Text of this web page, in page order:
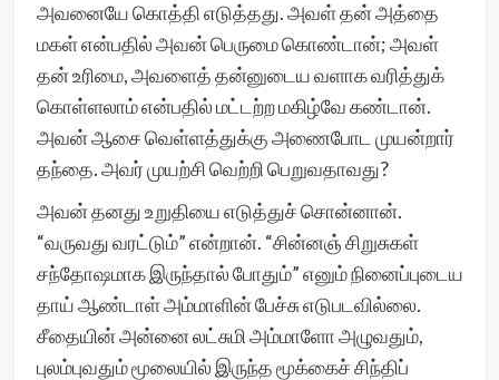
அவனையே கொத்தி எடுத்தது. அவள் தன் அத்தை
மகள் என்பதில் அவன் பெருமை கொண்டான்; அவள்
தன் உரிமை, அவளைத் தன்னுடைய வளாக வரித்துக்
கொள்ளலாம் என்பதில் மட்டற்ற மகிழ்வே கண்டான்.
அவன் ஆசை வெள்ளத்துக்கு அணைபோட முயன்றார்
தந்தை. அவர் முயற்சி வெற்றி பெறுவதாவது?
அவன் தனது உறுதியை எடுத்துச் சொன்னான்.
“வருவது வரட்டும்” என்றான். “சின்னஞ் சிறுசுகள்
சந்தோஷமாக இருந்தால் போதும்” எனும் நினைப்புடைய
தாய் ஆண்டாள் அம்மாளின் பேச்சு எடுபடவில்லை.
சீதையின் அன்னை லட்சுமி அம்மாளோ அழுவதும்,
புலம்புவதும் மூலையில் இருந்த மூக்கைச் சிந்திப்